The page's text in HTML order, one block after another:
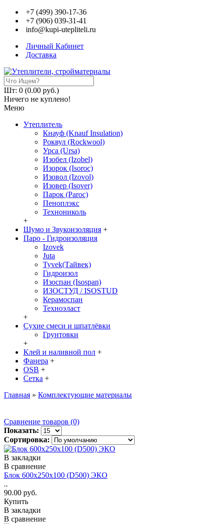
+7 (499) 390-17-36
+7 (906) 039-31-41
info@kupi-utepliteli.ru
Личный Кабинет
Доставка
Шт: 0 (0.00 руб.)
Ничего не куплено!
Меню
Утеплитель
Кнауф (Knauf Insulation)
Роквул (Rockwool)
Урса (Ursa)
Изобел (Izobel)
Изорок (Isoroc)
Изовол (Izovol)
Изовер (Isover)
Парок (Paroс)
Пеноплэкс
Технониколь
+
Шумо и Звукоизоляция +
Паро - Гидроизоляция
Izovek
Juta
Tyvek(Тайвек)
Гидроизол
Изоспан (Isospan)
ИЗОСТУД / ISOSTUD
Керамоспан
Техноэласт
+
Сухие смеси и шпатлёвки
Грунтовки
+
Клей и наливной пол +
Фанера +
OSB +
Сетка +
Главная » Комплектующие материалы
Сравнение товаров (0)
Показать:
Сортировка:
В закладки
В сравнение
Блок 600х250х100 (D500) ЭКО
..
90.00 руб.
Купить
В закладки
В сравнение